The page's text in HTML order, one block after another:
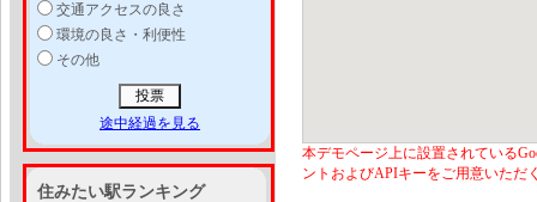
交通アクセスの良さ
環境の良さ・利便性
その他
途中経過を見る
住みたい駅ランキング
本デモページ上に設置されている
ントおよびAPIキーをご用意いただ